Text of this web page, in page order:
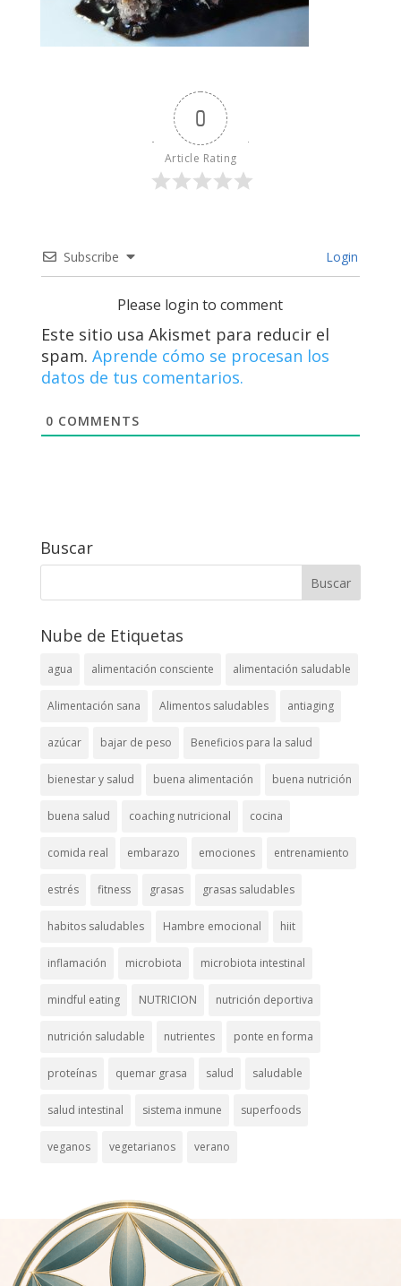
0
Article Rating
Subscribe Login
Please login to comment
Este sitio usa Akismet para reducir el
spam. Aprende cómo se procesan los
datos de tus comentarios.
0 COMMENTS
Buscar
Nube de Etiquetas
agua alimentación consciente alimentación saludable
Alimentación sana Alimentos saludables antiaging
azúcar bajar de peso Beneficios para la salud
bienestar y salud buena alimentación buena nutrición
buena salud coaching nutricional cocina
comida real embarazo emociones entrenamiento
estrés fitness grasas grasas saludables
habitos saludables Hambre emocional hiit
inflamación microbiota microbiota intestinal
mindful eating NUTRICION nutrición deportiva
nutrición saludable nutrientes ponte en forma
proteínas quemar grasa salud saludable
salud intestinal sistema inmune superfoods
veganos vegetarianos verano